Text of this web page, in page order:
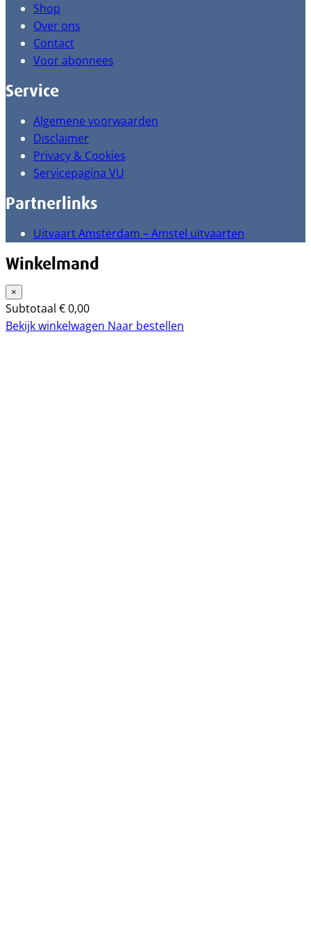
Shop
Over ons
Contact
Voor abonnees
Service
Algemene voorwaarden
Disclaimer
Privacy & Cookies
Servicepagina VU
Partnerlinks
Uitvaart Amsterdam – Amstel uitvaarten
Winkelmand
×
Subtotaal €0,00
Bekijk winkelwagen Naar bestellen